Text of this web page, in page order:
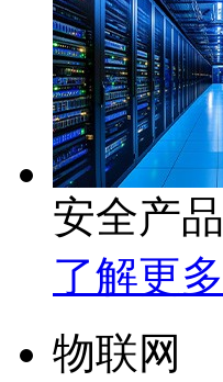
安全产品
了解更多
物联网